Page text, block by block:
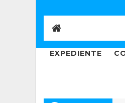
EXPEDIENTE